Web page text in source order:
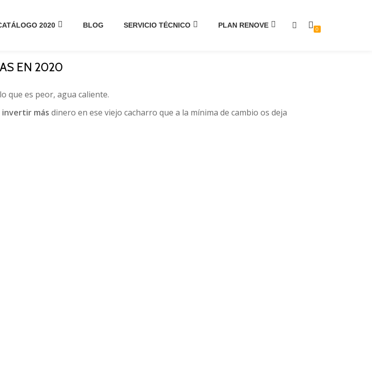
2020 BLOG SERVICIO TÉCNICO PLAN RENOVE 0
EN 2020
que es peor, agua caliente.
invertir más dinero en ese viejo cacharro que a la mínima de cambio os deja